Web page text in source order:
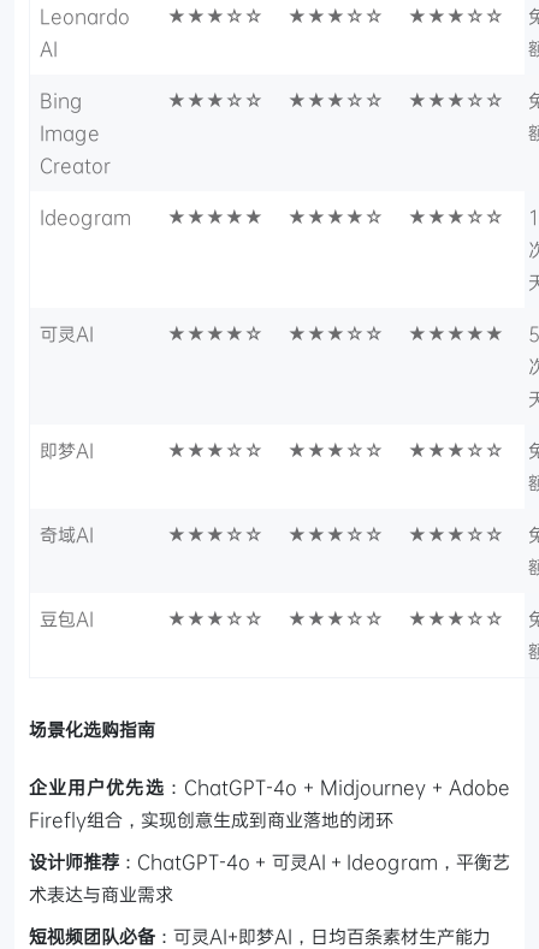
Leonardo
AI
★★★☆☆ ★★★☆☆ ★★★☆☆
Bing
Image
Creator
★★★☆☆ ★★★☆☆ ★★★☆☆
Ideogram ★★★★★ ★★★★☆ ★★★☆☆
可灵AI ★★★★☆ ★★★☆☆ ★★★★★
即梦AI ★★★☆☆ ★★★☆☆ ★★★☆☆
奇域AI ★★★☆☆ ★★★☆☆ ★★★☆☆
豆包AI ★★★☆☆ ★★★☆☆ ★★★☆☆
场景化选购指南
企业用户优先选 ：ChatGPT-4o + Midjourney + Adobe
Firefly组合，实现创意生成到商业落地的闭环
设计师推荐 ：ChatGPT-4o + 可灵AI + Ideogram，平衡艺
术表达与商业需求
短视频团队必备 ：可灵AI+即梦AI，日均百条素材生产能力